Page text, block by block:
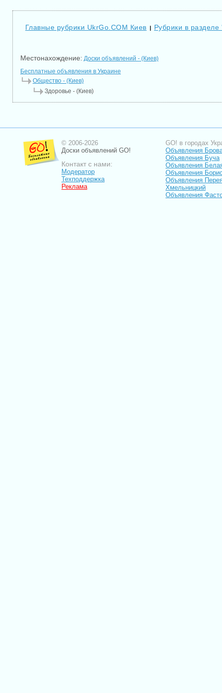
Главные рубрики UkrGo.COM Киев | Рубрики в
Местонахождение: Доски объявлений - (Киев)
Бесплатные объявления в Украине
Общество - (Киев)
Здоровье - (Киев)
© 2006-2026
Доски объявлений GO!
Контакт с нами:
Модератор
Техподдержка
Реклама
GO! в городах
Объявления
Объявления Буча
Объявления
Объявления
Объявления
Хмельницкий
Объявления